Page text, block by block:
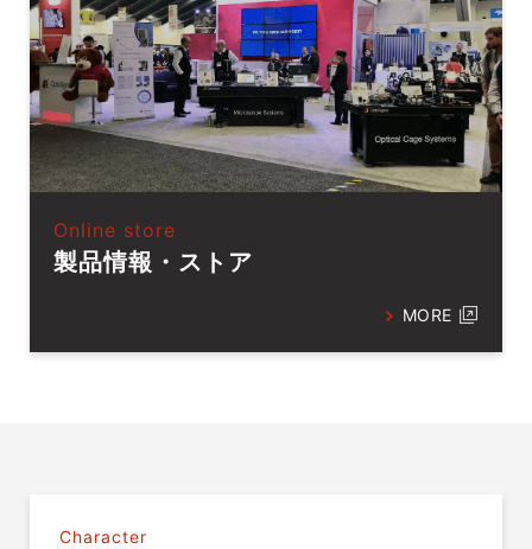
Online store
製品情報・ストア
MORE
Character